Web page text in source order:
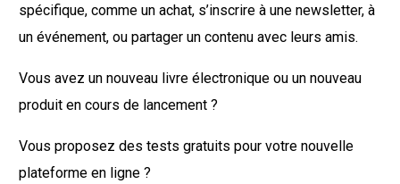
spécifique, comme un achat, s’inscrire à une newsletter, à
un événement, ou partager un contenu avec leurs amis.
Vous avez un nouveau livre électronique ou un nouveau
produit en cours de lancement ?
Vous proposez des tests gratuits pour votre nouvelle
plateforme en ligne ?